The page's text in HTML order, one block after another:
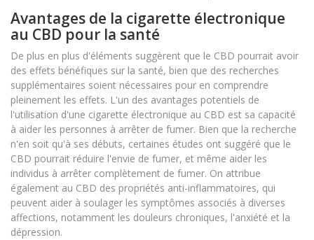
(0 avis)
Avantages de la cigarette électronique
au CBD pour la santé
De plus en plus d'éléments suggèrent que le CBD pourrait avoir
des effets bénéfiques sur la santé, bien que des recherches
supplémentaires soient nécessaires pour en comprendre
pleinement les effets. L'un des avantages potentiels de
l'utilisation d'une cigarette électronique au CBD est sa capacité
à aider les personnes à arrêter de fumer. Bien que la recherche
n'en soit qu'à ses débuts, certaines études ont suggéré que le
CBD pourrait réduire l'envie de fumer, et même aider les
individus à arrêter complètement de fumer. On attribue
également au CBD des propriétés anti-inflammatoires, qui
peuvent aider à soulager les symptômes associés à diverses
affections, notamment les douleurs chroniques, l'anxiété et la
dépression.